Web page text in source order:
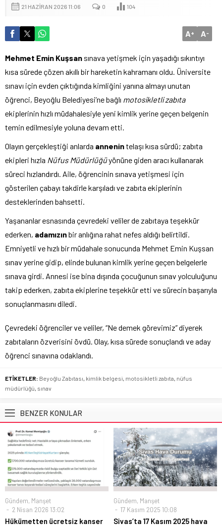
21 HAZIRAN 2026 11:06 0 104
A+ A-
Mehmet Emin Kuşsan sınava yetişmek için yaşadığı sıkıntıyı
kısa sürede çözen akıllı bir hareketin kahramanı oldu. Üniversite
sınavı için evden çıktığında kimliğini yanına almayı unutan
öğrenci, Beyoğlu Belediyesi’ne bağlı motosikletli zabıta
ekiplerinin hızlı müdahalesiyle yeni kimlik yerine geçen belgenin
temin edilmesiyle yoluna devam etti.
Olayın gerçekleştiği anlarda annenintelaşı kısa sürdü; zabıta
ekipleri hızla Nüfus Müdürlüğüyönüne giden aracı kullanarak
süreci hızlandırdı. Aile, öğrencinin sınava yetişmesi için
gösterilen çabayı takdirle karşıladı ve zabıta ekiplerinin
desteklerinden bahsetti.
Yaşananlar esnasında çevredeki veliler de zabıtaya teşekkür
ederken, adamızınbir anlığına rahat nefes aldığı belirtildi.
Emniyetli ve hızlı bir müdahale sonucunda Mehmet Emin Kuşsan
sınav yerine gidip, elinde bulunan kimlik yerine geçen belgelerle
sınava girdi. Annesi ise bina dışında çocuğunun sınav yolculuğunu
takip ederken, zabıta ekiplerine teşekkür etti ve sürecin başarıyla
sonuçlanmasını diledi.
Çevredeki öğrenciler ve veliler, “Ne demek görevimiz” diyerek
zabıtaların özverisini övdü. Olay, kısa sürede sonuçlandı ve aday
öğrenci sınavına odaklandı.
ETİKETLER: Beyoğlu Zabıtası, kimlik belgesi, motosikletli zabıta, nüfus
müdürlüğü, sınav
BENZER KONULAR
Gündem, Manşet
2 Nisan 2026 13:02
Hükümetten ücretsiz kanser
Gündem, Manşet
17 Kasım 2025 10:08
Sivas’ta 17 Kasım 2025 hava